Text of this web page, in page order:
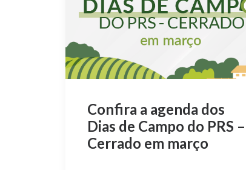
Confira a agenda dos
Dias de Campo do PRS –
Cerrado em março